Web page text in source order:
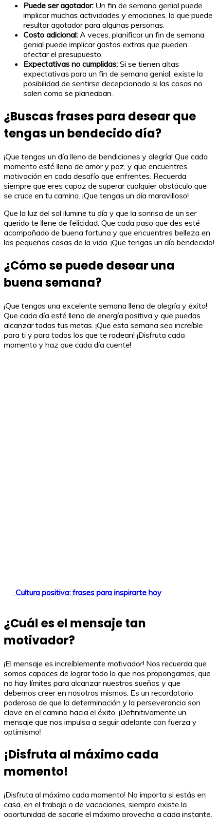
Puede ser agotador: Un fin de semana genial puede
implicar muchas actividades y emociones, lo que puede
resultar agotador para algunas personas.
Costo adicional: A veces, planificar un fin de semana
genial puede implicar gastos extras que pueden
afectar el presupuesto.
Expectativas no cumplidas: Si se tienen altas
expectativas para un fin de semana genial, existe la
posibilidad de sentirse decepcionado si las cosas no
salen como se planeaban.
¿Buscas frases para desear que
tengas un bendecido día?
¡Que tengas un día lleno de bendiciones y alegría! Que cada
momento esté lleno de amor y paz, y que encuentres
motivación en cada desafío que enfrentes. Recuerda
siempre que eres capaz de superar cualquier obstáculo que
se cruce en tu camino. ¡Que tengas un día maravilloso!
Que la luz del sol ilumine tu día y que la sonrisa de un ser
querido te llene de felicidad. Que cada paso que des esté
acompañado de buena fortuna y que encuentres belleza en
las pequeñas cosas de la vida. ¡Que tengas un día bendecido!
¿Cómo se puede desear una
buena semana?
¡Que tengas una excelente semana llena de alegría y éxito!
Que cada día esté lleno de energía positiva y que puedas
alcanzar todas tus metas. ¡Que esta semana sea increíble
para ti y para todos los que te rodean! ¡Disfruta cada
momento y haz que cada día cuente!
Cultura positiva: frases para inspirarte hoy
¿Cuál es el mensaje tan
motivador?
¡El mensaje es increíblemente motivador! Nos recuerda que
somos capaces de lograr todo lo que nos propongamos, que
no hay límites para alcanzar nuestros sueños y que
debemos creer en nosotros mismos. Es un recordatorio
poderoso de que la determinación y la perseverancia son
clave en el camino hacia el éxito. ¡Definitivamente un
mensaje que nos impulsa a seguir adelante con fuerza y ​​
optimismo!
¡Disfruta al máximo cada
momento!
¡Disfruta al máximo cada momento! No importa si estás en
casa, en el trabajo o de vacaciones, siempre existe la
oportunidad de sacarle el máximo provecho a cada instante.